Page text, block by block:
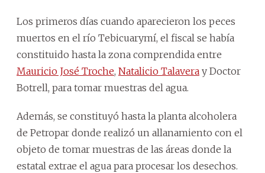
Los primeros días cuando aparecieron los peces
muertos en el río Tebicuarymí, el fiscal se había
constituido hasta la zona comprendida entre
Mauricio José Troche, Natalicio Talavera y Doctor
Botrell, para tomar muestras del agua.
Además, se constituyó hasta la planta alcoholera
de Petropar donde realizó un allanamiento con el
objeto de tomar muestras de las áreas donde la
estatal extrae el agua para procesar los desechos.